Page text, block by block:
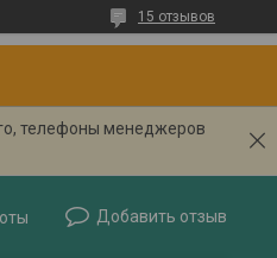
15 отзывов
телефоны менеджеров
Добавить отзыв